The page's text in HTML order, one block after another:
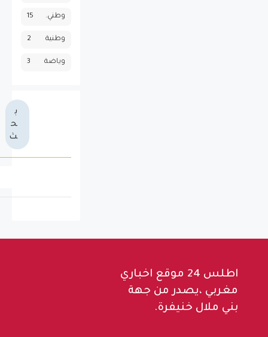
وطني. 15
وطنية 2
وياضة 3
ب
ح
ث
اطلس 24 موقع اخباري
مغربي ،يصدر من جهة
بني ملال خنيفرة.